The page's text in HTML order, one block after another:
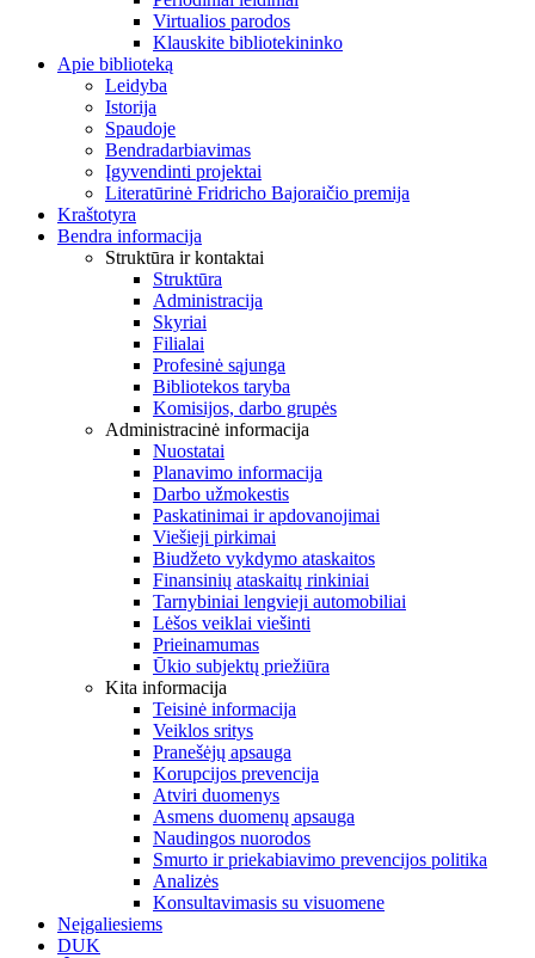
Virtualios parodos
Klauskite bibliotekininko
Apie biblioteką
Leidyba
Istorija
Spaudoje
Bendradarbiavimas
Įgyvendinti projektai
Literatūrinė Fridricho Bajoraičio premija
Kraštotyra
Bendra informacija
Struktūra ir kontaktai
Struktūra
Administracija
Skyriai
Filialai
Profesinė sąjunga
Bibliotekos taryba
Komisijos, darbo grupės
Administracinė informacija
Nuostatai
Planavimo informacija
Darbo užmokestis
Paskatinimai ir apdovanojimai
Viešieji pirkimai
Biudžeto vykdymo ataskaitos
Finansinių ataskaitų rinkiniai
Tarnybiniai lengvieji automobiliai
Lėšos veiklai viešinti
Prieinamumas
Ūkio subjektų priežiūra
Kita informacija
Teisinė informacija
Veiklos sritys
Pranešėjų apsauga
Korupcijos prevencija
Atviri duomenys
Asmens duomenų apsauga
Naudingos nuorodos
Smurto ir priekabiavimo prevencijos politika
Analizės
Konsultavimasis su visuomene
Neįgaliesiems
DUK